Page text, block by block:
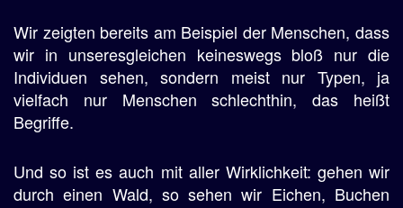
Wir zeigten bereits am Beispiel der Menschen, dass
wir in unseresgleichen keineswegs bloß nur die
Individuen sehen, sondern meist nur Typen, ja
vielfach nur Menschen schlechthin, das heißt
Begriffe.
Und so ist es auch mit aller Wirklichkeit: gehen wir
durch einen Wald, so sehen wir Eichen, Buchen